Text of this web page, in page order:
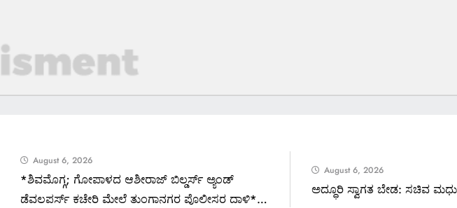
August 6, 2026
*ಶಿವಮೊಗ್ಗ; ಗೋಪಾಳದ ಆಶೀರಾಜ್ ಬಿಲ್ಡರ್ಸ್ ಅ್ಯಂಡ್
ಡೆವಲಪರ್ಸ್ ಕಚೇರಿ ಮೇಲೆ ತುಂಗಾನಗರ ಪೊಲೀಸರ ದಾಳಿ*
August 6, 2026
ಅದ್ಧೂರಿ ಸ್ವಾಗತ ಬೇಡ: ಸಚಿವ ಮಧು